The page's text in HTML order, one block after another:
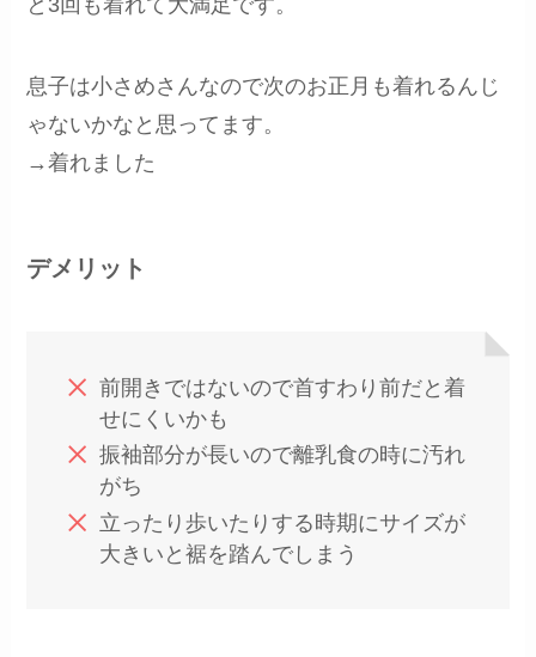
息子は小さめさんなので次のお正月も着れるんじ
ゃないかなと思ってます。
→着れました
デメリット
前開きではないので首すわり前だと着
せにくいかも
振袖部分が長いので離乳食の時に汚れ
がち
立ったり歩いたりする時期にサイズが
大きいと裾を踏んでしまう